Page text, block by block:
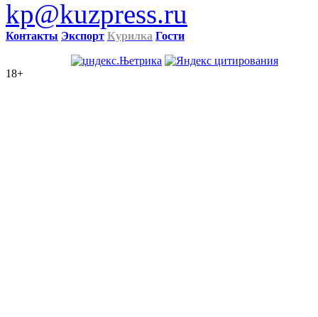
kp@kuzpress.ru
Контакты Экспорт Курилка Гости
18+